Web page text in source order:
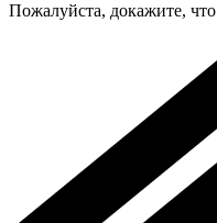
Пожалуйста, докажите,